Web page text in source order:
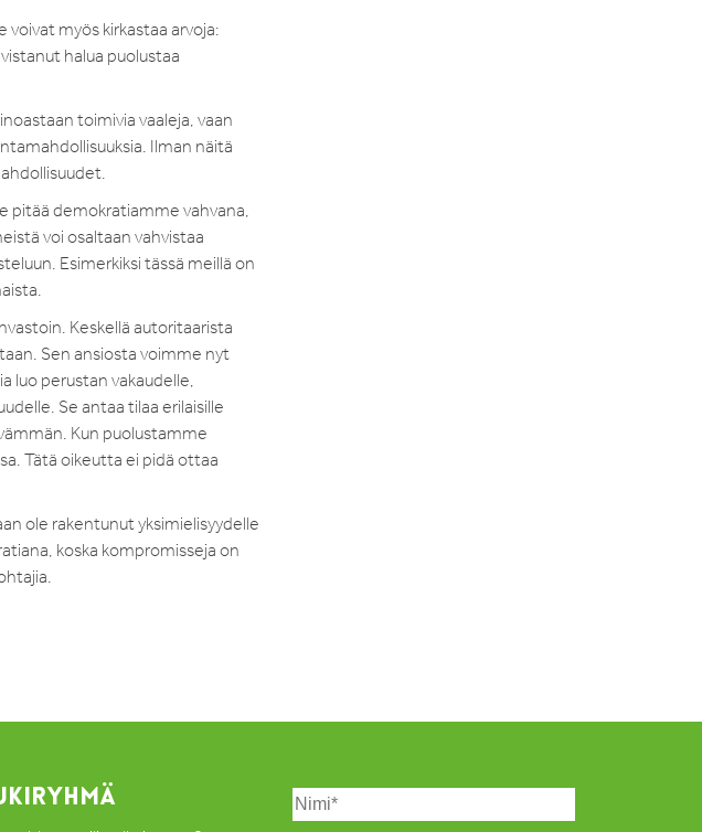
myös kirkastaa arvoja:
halua puolustaa
toimivia vaaleja, vaan
Ilman näitä
pitää demokratiamme vahvana,
voi osaltaan vahvistaa
Esimerkiksi tässä meillä on
Keskellä autoritaarista
Sen ansiosta voimme nyt
luo perustan vakaudelle,
Se antaa tilaa erilaisille
Kun puolustamme
Tätä oikeutta ei pidä ottaa
ole rakentunut yksimielisyydelle
koska kompromisseja on